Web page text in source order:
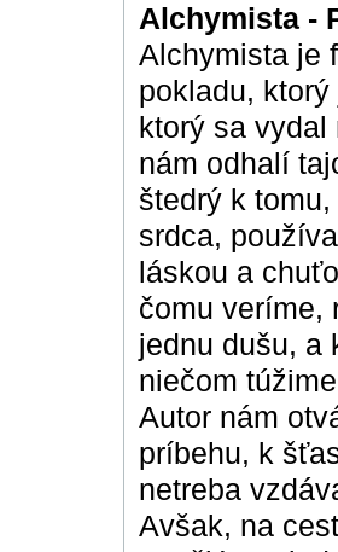
Alchymista -
Alchymista je
pokladu,
ktorý sa vydal
nám odhalí
štedrý k
srdca,
láskou a
čomu veríme,
jednu dušu, a
niečom
Autor nám
príbehu, k
netreba
Avšak, na